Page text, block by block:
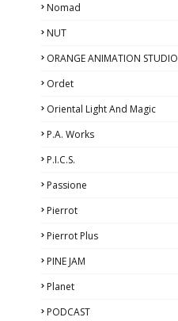
Nomad
NUT
ORANGE ANIMATION STUDIO
Ordet
Oriental Light And Magic
P.A. Works
P.I.C.S.
Passione
Pierrot
Pierrot Plus
PINE JAM
Planet
PODCAST